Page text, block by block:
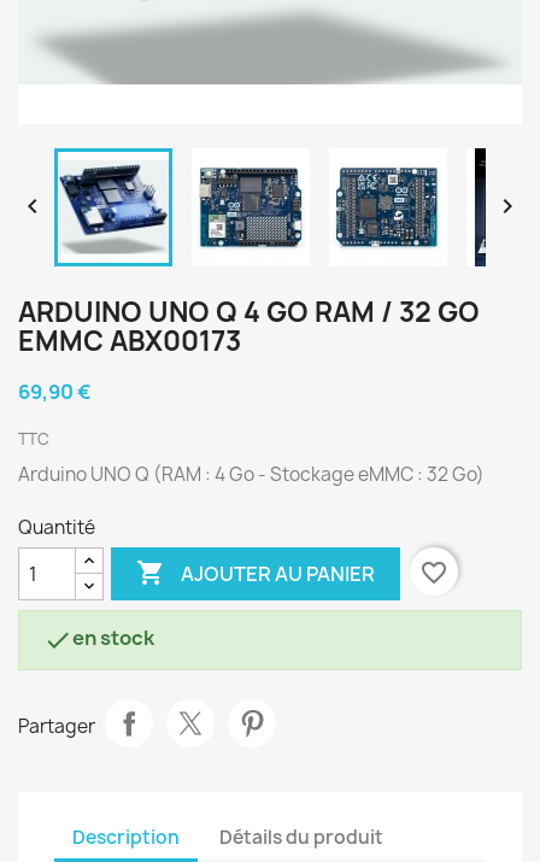
 
ARDUINO UNO Q 4 GO RAM / 32 GO
EMMC ABX00173
69,90 €
TTC
Arduino UNO Q (RAM : 4 Go - Stockage eMMC : 32 Go)
Quantité
 AJOUTER AU PANIER favorite_border
en stock
Partager
Description Détails du produit